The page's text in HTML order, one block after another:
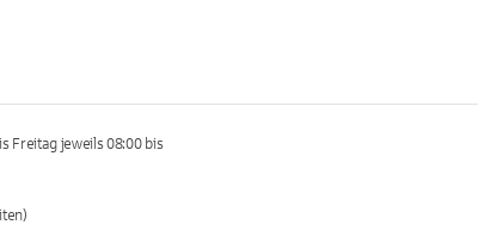
Freitag jeweils 08:00 bis